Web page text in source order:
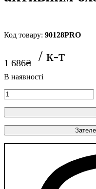
90128PRO
1 686₴